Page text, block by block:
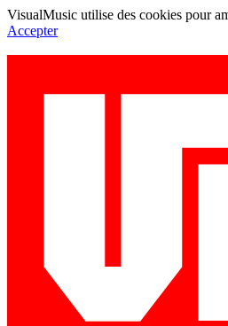
VisualMusic utilise des cookies pour
Accepter